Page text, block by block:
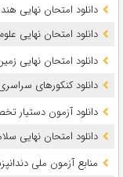
دانلود امتحان نهایی هندسه 3 پایه دوازدهم
دانلود امتحان نهایی علوم و فنون ادبی
دانلود امتحان نهایی
دانلود کنکورهای سراسری
دانلود آزمون دستیار تخصصی
دانلود امتحان نهایی سلامت
ﻣﻨﺎﺑﻊ آزﻣﻮن ﻣﻠﯽ دندانپزشکی سال 1405